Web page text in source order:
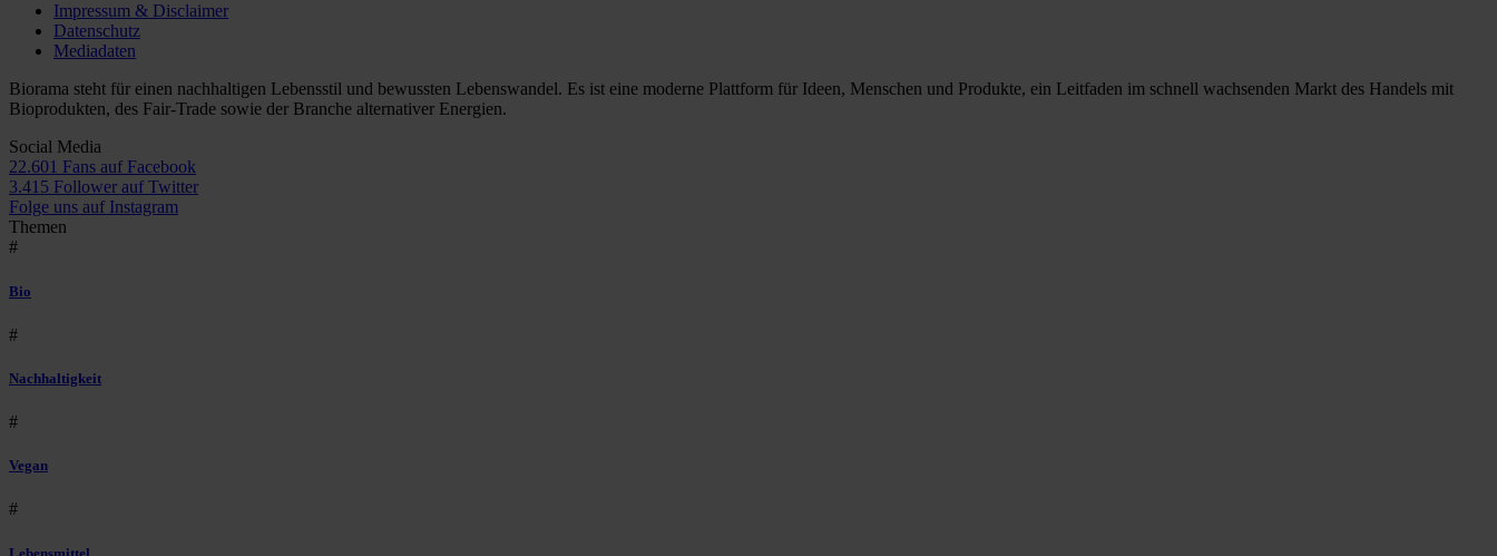
Impressum & Disclaimer
Datenschutz
Mediadaten
Biorama steht für einen nachhaltigen Lebensstil und bewussten Lebenswandel. Es ist eine moderne Plattform für Ideen, Menschen und Produkte, ein Leitfaden im schnell wachsenden Markt des Handels mit
Bioprodukten, des Fair-Trade sowie der Branche alternativer Energien.
Social Media
22.601 Fans auf Facebook
3.415 Follower auf Twitter
Folge uns auf Instagram
Themen
#
Bio
#
Nachhaltigkeit
#
Vegan
#